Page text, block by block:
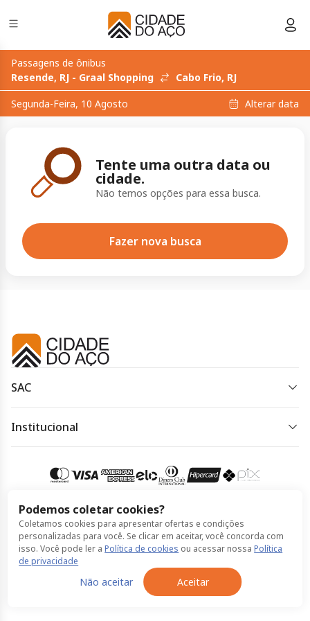
Passagens de ônibus
Resende, RJ - Graal Shopping
Cabo Frio, RJ
Segunda-Feira, 10 Agosto
Alterar data
Tente uma outra data ou
cidade.
Não temos opções para essa busca.
Fazer nova busca
Podemos coletar cookies?
Coletamos cookies para apresentar ofertas e condições
personalizadas para você. Se clicar em aceitar, você concorda com
isso. Você pode ler aPolítica de cookies ou acessar nossaPolítica
de privacidade
Não aceitar Aceitar
SAC
Horário de atendimento:
auditivos ou de fala: 0800 880 0144. Horário de
Acessar meu pedido
Institucional
Política de Cookies
Compra 100% segura
© Cidade do Aço feito por ClickBus 2026
Política de Cookies Termos de Uso